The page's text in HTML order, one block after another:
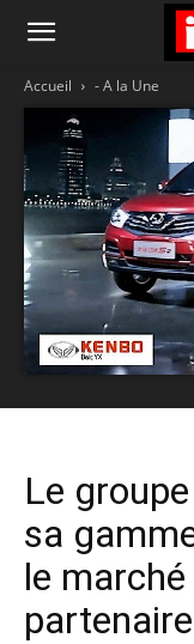
Accueil - A la Une
Le
sa
le